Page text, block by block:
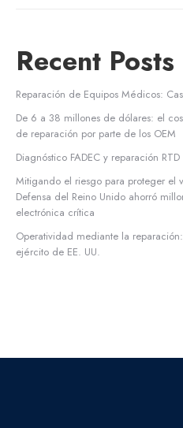
Recent Posts
Reparación de Equipos Médicos:
De 6 a 38 millones de dólares: el
de reparación por parte de los OEM
Diagnóstico FADEC y reparación RTD
Mitigando el riesgo para proteger el
Defensa del Reino Unido ahorró
electrónica crítica
Operatividad mediante la
ejército de EE. UU.